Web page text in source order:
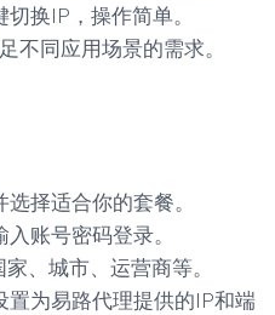
换IP，操作简单。
不同应用场景的需求。
择适合你的套餐。
账号密码登录。
、城市、运营商等。
为易路代理提供的IP和端